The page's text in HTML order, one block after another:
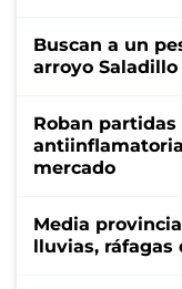
Buscan a un
arroyo Saladillo
Roban
mercado
Media
lluvias, ráfagas